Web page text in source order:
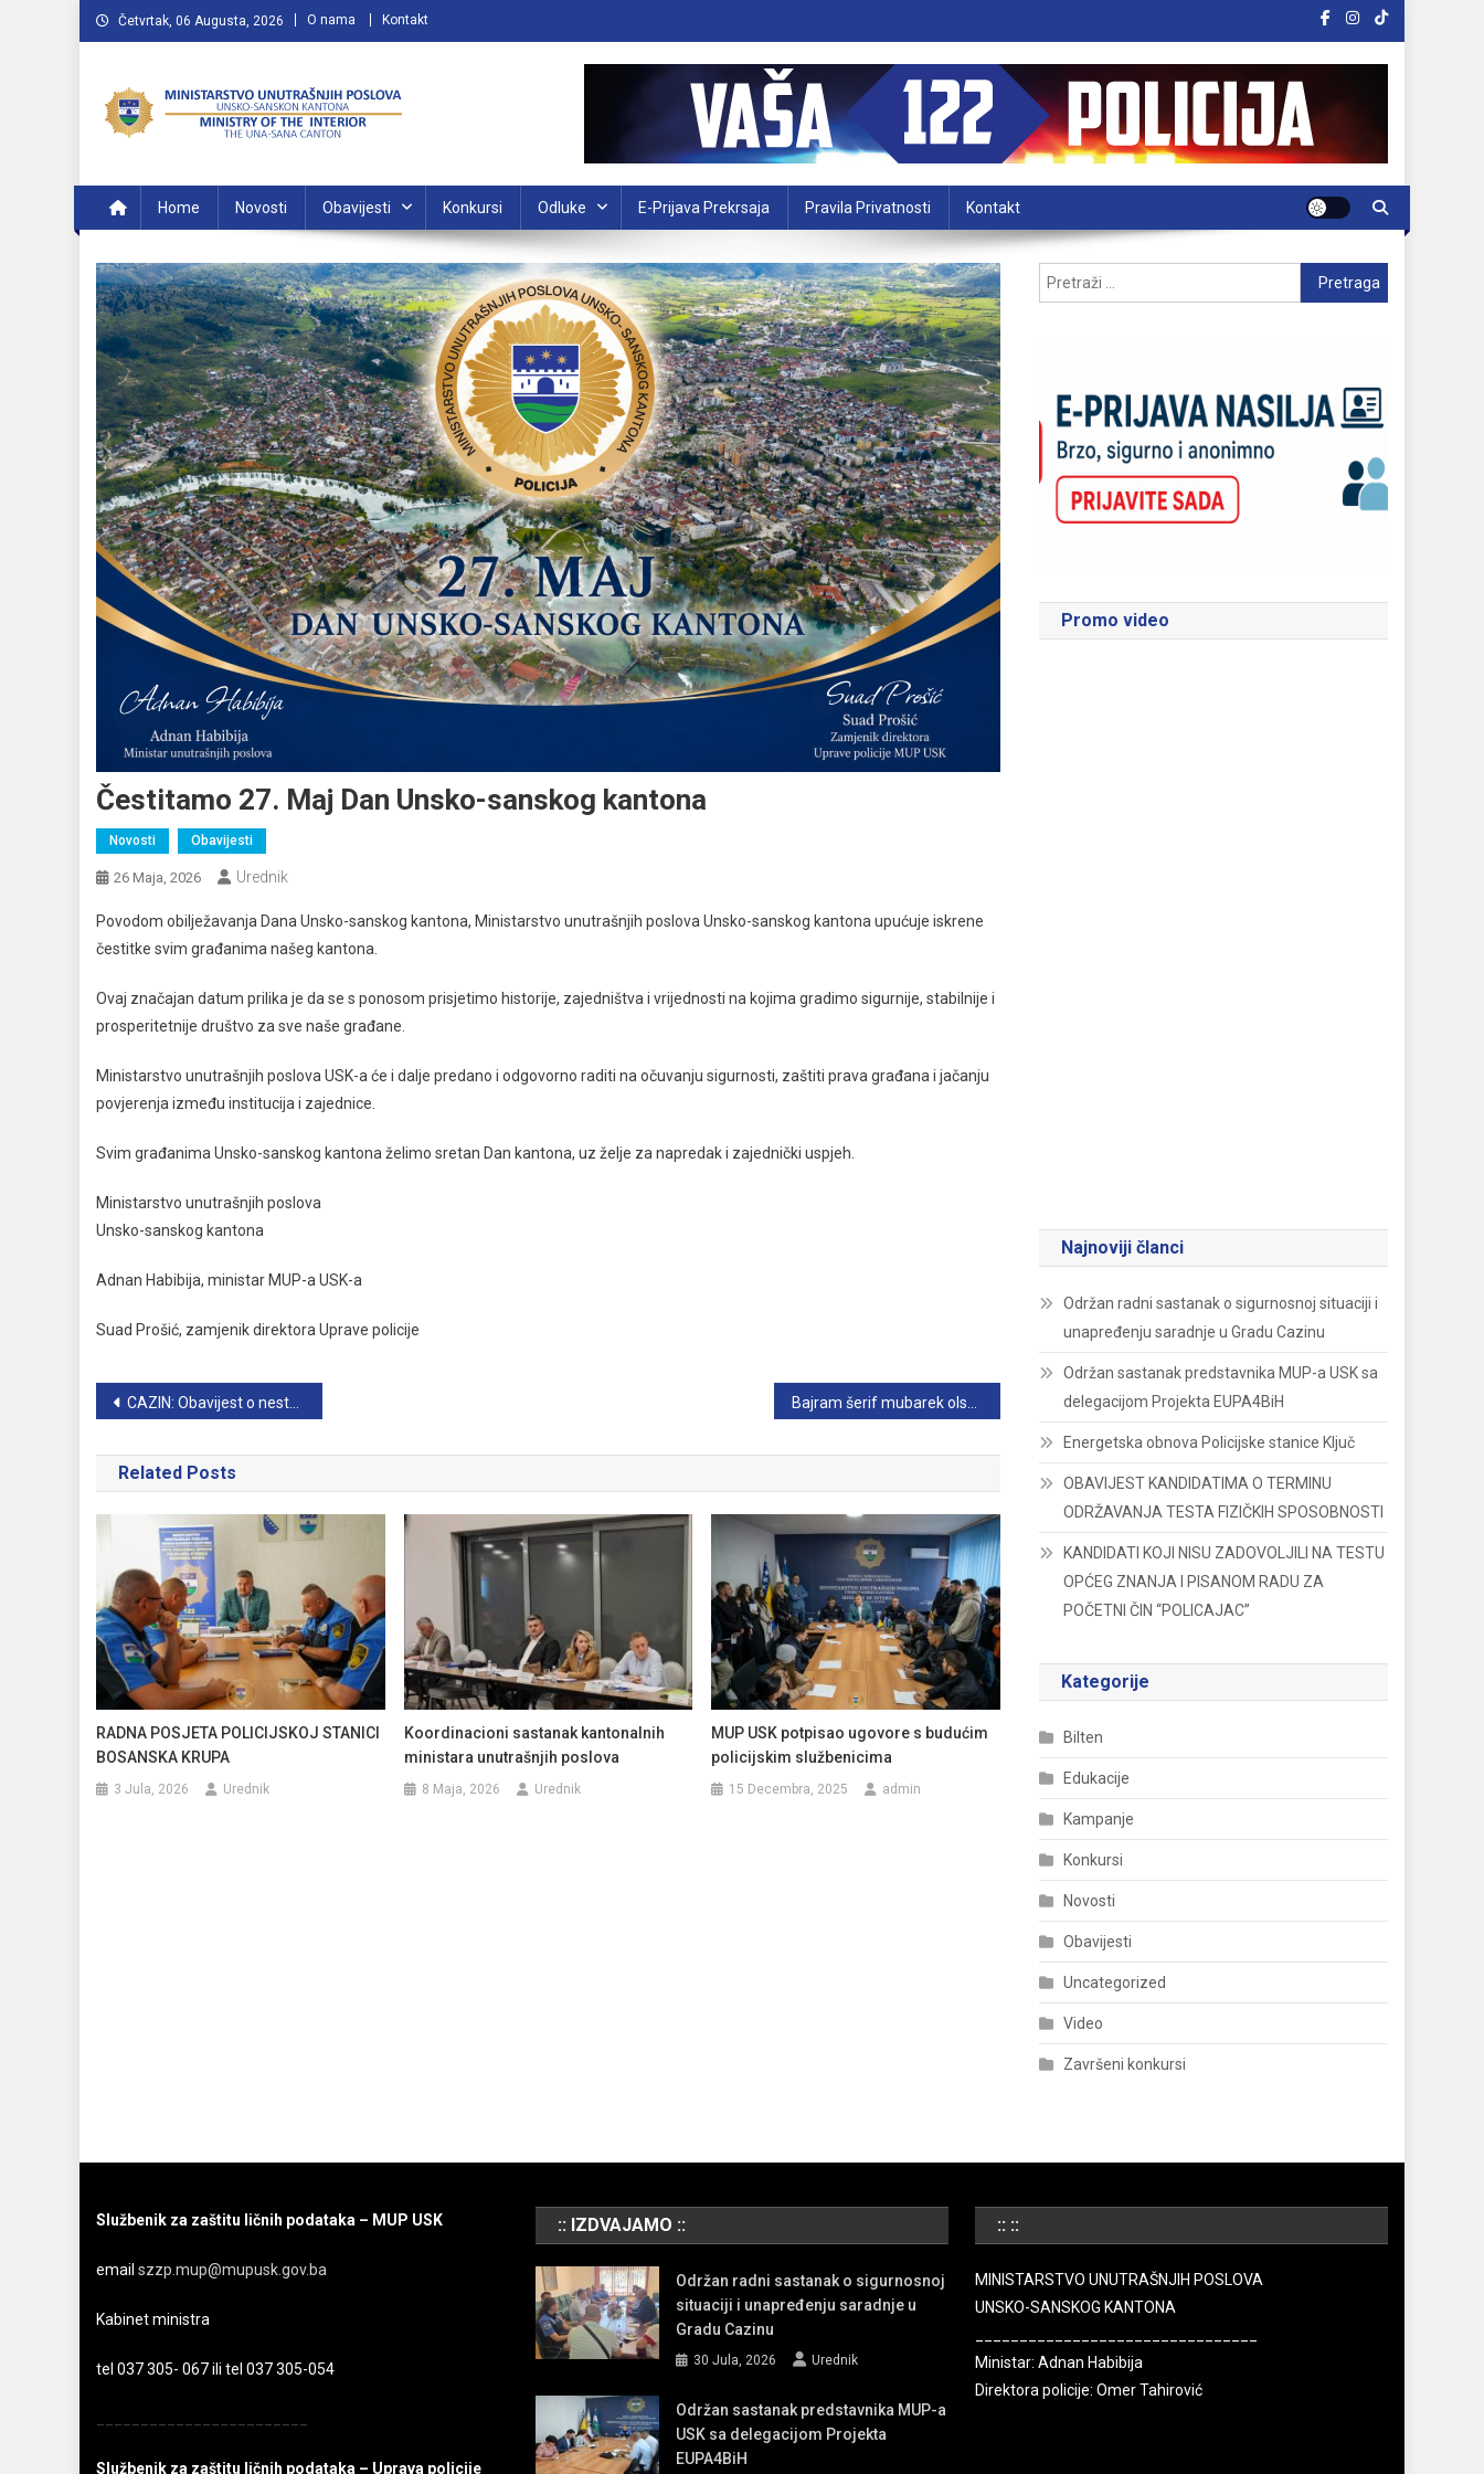
Preskočite
na
Četvrtak, 06 Augusta, 2026 O nama Kontakt
Home Novosti Obavijesti Konkursi Odluke E-Prijava Prekrsaja Pravila Privatnosti Kontakt
Čestitamo 27. Maj Dan Unsko-sanskog kantona
Novosti Obavijesti
26 Maja, 2026 Urednik
Povodom obilježavanja Dana Unsko-sanskog kantona, Ministarstvo unutrašnjih poslova Unsko-sanskog kantona upućuje iskrene
čestitke svim građanima našeg kantona.
Ovaj značajan datum prilika je da se s ponosom prisjetimo historije, zajedništva i vrijednosti na kojima gradimo sigurnije, stabilnije i
prosperitetnije društvo za sve naše građane.
Ministarstvo unutrašnjih poslova USK-a će i dalje predano i odgovorno raditi na očuvanju sigurnosti, zaštiti prava građana i jačanju
povjerenja između institucija i zajednice.
Svim građanima Unsko-sanskog kantona želimo sretan Dan kantona, uz želje za napredak i zajednički uspjeh.
Ministarstvo unutrašnjih poslova
Unsko-sanskog kantona
Adnan Habibija, ministar MUP-a USK-a
Suad Prošić, zamjenik direktora Uprave policije
Navigacija
članaka
CAZIN: Obavijest o nestanku oružnog lista od 22.05.2026. godine
Related Posts
RADNA POSJETA POLICIJSKOJ STANICI
BOSANSKA KRUPA
3 Jula, 2026 Urednik
Koordinacioni sastanak kantonalnih
ministara unutrašnjih poslova
8 Maja, 2026 Urednik
MUP USK potpisao ugovore s budućim
policijskim službenicima
15 Decembra, 2025 admin
Pretraga:
Promo video
Najnoviji članci
Održan radni sastanak o sigurnosnoj situaciji i
unapređenju saradnje u Gradu Cazinu
Održan sastanak predstavnika MUP-a USK sa
delegacijom Projekta EUPA4BiH
Energetska obnova Policijske stanice Ključ
OBAVIJEST KANDIDATIMA O TERMINU
ODRŽAVANJA TESTA FIZIČKIH SPOSOBNOSTI
KANDIDATI KOJI NISU ZADOVOLJILI NA TESTU
OPĆEG ZNANJA I PISANOM RADU ZA
POČETNI ČIN “POLICAJAC”
Kategorije
Bilten
Edukacije
Kampanje
Konkursi
Novosti
Obavijesti
Uncategorized
Video
Završeni konkursi
Službenik za zaštitu ličnih podataka – MUP USK
emailszzp.mup@mupusk.gov.ba
Kabinet ministra
tel 037 305- 067 ili tel 037 305-054
Službenik za zaštitu ličnih podataka – Uprava policije
:: IZDVAJAMO ::
Održan radni sastanak o sigurnosnoj
situaciji i unapređenju saradnje u
Gradu Cazinu
30 Jula, 2026 Urednik
Održan sastanak predstavnika MUP-a
USK sa delegacijom Projekta
EUPA4BiH
:: ::
MINISTARSTVO UNUTRAŠNJIH POSLOVA
UNSKO-SANSKOG KANTONA
Ministar: Adnan Habibija
Direktora policije: Omer Tahirović